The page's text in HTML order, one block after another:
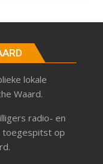
lokale
Waard.
radio- en
toegespitst op